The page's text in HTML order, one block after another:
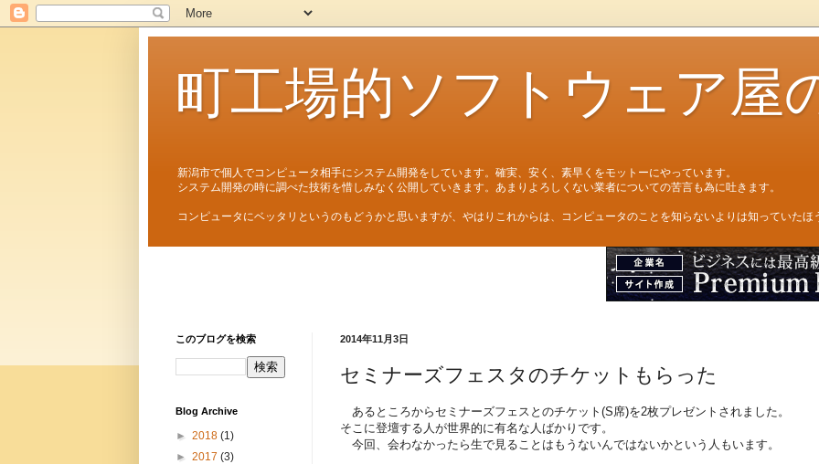
町工場的ソフトウェア屋
新潟市で個人でコンピュータ相手にシステム開発をしています。確実、安く、素早くをモットーにやっています。
システム開発の時に調べた技術を惜しみなく公開していきます。あまりよろしくない業者についての苦言も為に吐きます。
コンピュータにベッタリというのもどうかと思いますが、やはりこれからは、コンピュータのことを知らないよりは知っていたほ
2014年11月3日
セミナーズフェスタのチケットもらった
あるところからセミナーズフェスとのチケット(S席)を2枚プレゼントされました。
そこに登壇する人が世界的に有名な人ばかりです。
今回、会わなかったら生で見ることはもうないんではないかという人もいます。
このブログを検索
Blog Archive
► 2018 (1)
► 2017 (3)